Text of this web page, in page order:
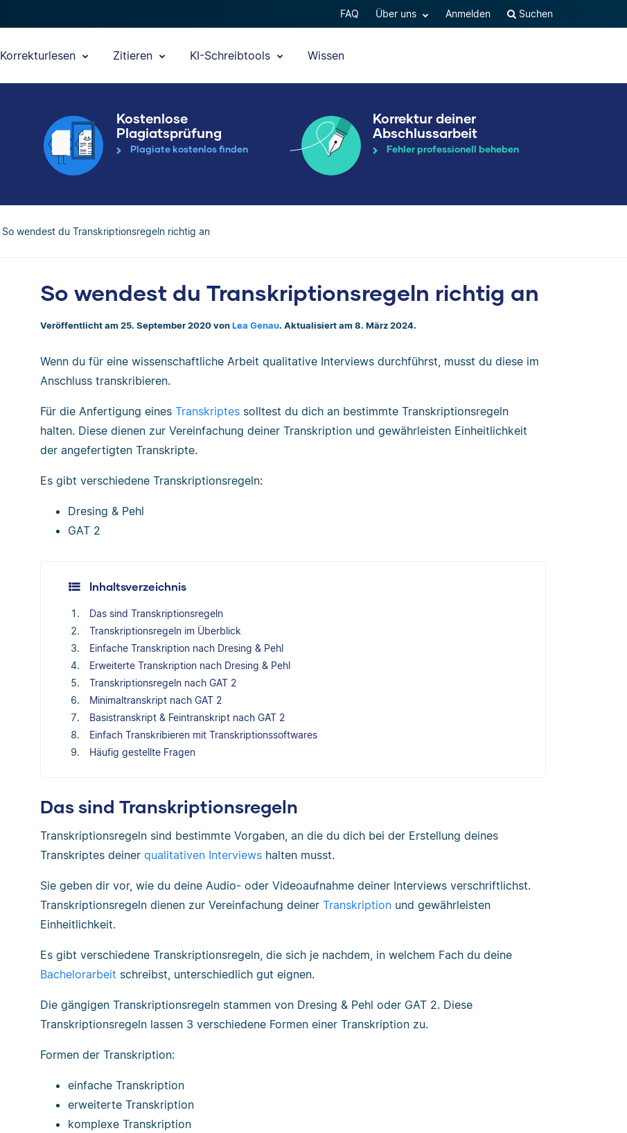
FAQ Über uns Anmelden Suchen
Korrekturlesen Zitieren KI-Schreibtools Wissen
Kostenlose
Plagiatsprüfung
Plagiate kostenlos finden
Korrektur deiner
Abschlussarbeit
Fehler professionell beheben
So wendest du Transkriptionsregeln richtig an
So wendest du Transkriptionsregeln richtig an
Veröffentlicht am 25. September 2020 von Lea Genau. Aktualisiert am 8. März 2024.
Wenn du für eine wissenschaftliche Arbeit qualitative Interviews durchführst, musst du diese im
Anschluss transkribieren.
Für die Anfertigung eines Transkriptes solltest du dich an bestimmte Transkriptionsregeln
halten. Diese dienen zur Vereinfachung deiner Transkription und gewährleisten Einheitlichkeit
der angefertigten Transkripte.
Es gibt verschiedene Transkriptionsregeln:
Dresing & Pehl
GAT 2
Inhaltsverzeichnis
Das sind Transkriptionsregeln
Transkriptionsregeln im Überblick
Einfache Transkription nach Dresing & Pehl
Erweiterte Transkription nach Dresing & Pehl
Transkriptionsregeln nach GAT 2
Minimaltranskript nach GAT 2
Basistranskript & Feintranskript nach GAT 2
Einfach Transkribieren mit Transkriptionssoftwares
Häufig gestellte Fragen
Das sind Transkriptionsregeln
Transkriptionsregeln sind bestimmte Vorgaben, an die du dich bei der Erstellung deines
Transkriptes deiner qualitativen Interviews halten musst.
Sie geben dir vor, wie du deine Audio- oder Videoaufnahme deiner Interviews verschriftlichst.
Transkriptionsregeln dienen zur Vereinfachung deiner Transkription und gewährleisten
Einheitlichkeit.
Es gibt verschiedene Transkriptionsregeln, die sich je nachdem, in welchem Fach du deine
Bachelorarbeit schreibst, unterschiedlich gut eignen.
Die gängigen Transkriptionsregeln stammen von Dresing & Pehl oder GAT 2. Diese
Transkriptionsregeln lassen 3 verschiedene Formen einer Transkription zu.
Formen der Transkription:
einfache Transkription
erweiterte Transkription
komplexe Transkription